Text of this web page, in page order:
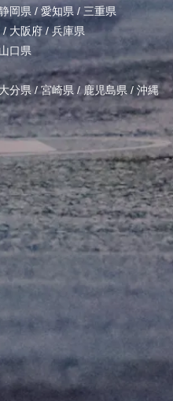
岡県 / 愛知県 / 三重県
/ 大阪府 /兵庫県
山口県
大分県/宮崎県 / 鹿児島県 / 沖縄